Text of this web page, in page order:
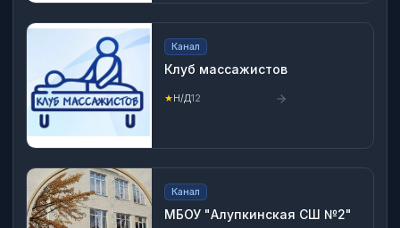
Канал
Клуб массажистов
★Н/Д12
Канал
МБОУ "Алупкинская СШ №2"